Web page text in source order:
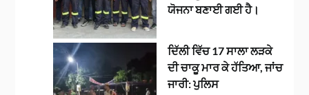
ਯੋਜਨਾ ਬਣਾਈ ਗਈ ਹੈ।
ਦਿੱਲੀ ਵਿੱਚ 17 ਸਾਲਾ ਲੜਕੇ
ਦੀ ਚਾਕੂ ਮਾਰ ਕੇ ਹੱਤਿਆ, ਜਾਂਚ
ਜਾਰੀ: ਪੁਲਿਸ